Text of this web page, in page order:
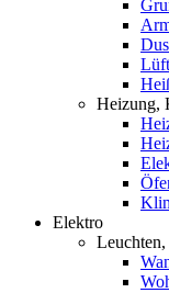
Heizung,
Elektro